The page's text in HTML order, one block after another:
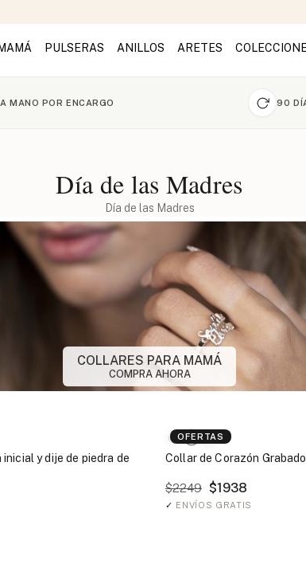
PULSERAS ANILLOS ARETES
MANO POR ENCARGO 90
Día de las Madres
Día de las Madres
COLLARES PARA MAMÁ
COMPRA AHORA
y dije de piedra de
OFERTAS
Collar de Corazón
$2249 $1938
✓ ENVÍOS GRATIS